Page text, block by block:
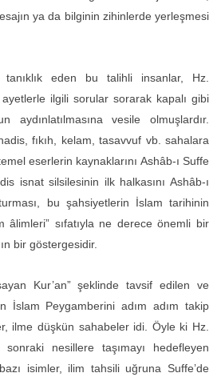
ya da bilginin zihinlerde yerleşmesi
tanıklık eden bu talihli insanlar, Hz.
ilgili sorular sorarak kapalı gibi
aydınlatılmasına vesile olmuşlardır.
fıkıh, kelam, tasavvuf vb. sahalara
eserlerin kaynaklarını Ashâb-ı Suffe
isnat silsilesinin ilk halkasını Ashâb-ı
bu şahsiyetlerin İslam tarihinin
âlimleri” sıfatıyla ne derece önemli bir
bir göstergesidir.
Kur’an” şeklinde tavsif edilen ve
İslam Peygamberini adım adım takip
ilme düşkün sahabeler idi. Öyle ki Hz.
sonraki nesillere taşımayı hedefleyen
isimler, ilim tahsili uğruna Suffe’de